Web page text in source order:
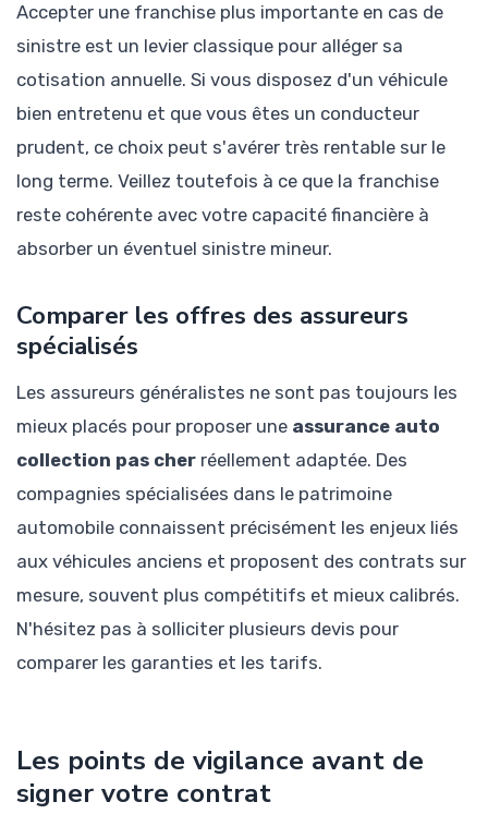
Accepter une franchise plus importante en cas de
sinistre est un levier classique pour alléger sa
cotisation annuelle. Si vous disposez d'un véhicule
bien entretenu et que vous êtes un conducteur
prudent, ce choix peut s'avérer très rentable sur le
long terme. Veillez toutefois à ce que la franchise
reste cohérente avec votre capacité financière à
absorber un éventuel sinistre mineur.
Comparer les offres des assureurs
spécialisés
Les assureurs généralistes ne sont pas toujours les
mieux placés pour proposer une assurance auto
collection pas cher réellement adaptée. Des
compagnies spécialisées dans le patrimoine
automobile connaissent précisément les enjeux liés
aux véhicules anciens et proposent des contrats sur
mesure, souvent plus compétitifs et mieux calibrés.
N'hésitez pas à solliciter plusieurs devis pour
comparer les garanties et les tarifs.
Les points de vigilance avant de
signer votre contrat